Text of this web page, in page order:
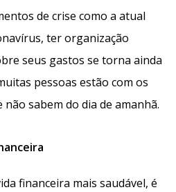
de crise como a atual
ter organização
seus gastos se torna ainda
pessoas estão com os
sabem do dia de amanhã.
financeira mais saudável, é